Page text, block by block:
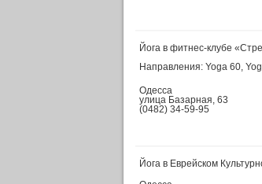
Йога в фитнес-клубе
Направления: Yoga 60,
Одесса
улица Базарная, 63
(0482) 34-59-95
Йога в Еврейском